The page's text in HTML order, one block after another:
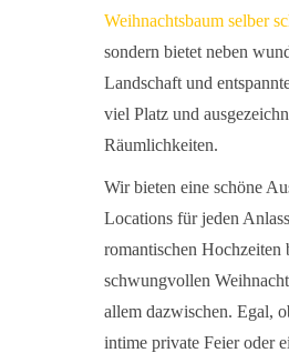
Weihnachtsbaum selber
sondern bietet neben
Landschaft und
viel Platz und
Räumlichkeiten.
Wir bieten eine schöne
Locations für jeden
romantischen Hochzeiten
schwungvollen
allem dazwischen. Egal,
intime private Feier oder